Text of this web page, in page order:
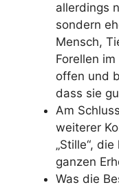
allerdings
sondern
Mensch,
Forellen
offen und
dass sie
Am
weiterer
„Stille“,
ganzen
Was die